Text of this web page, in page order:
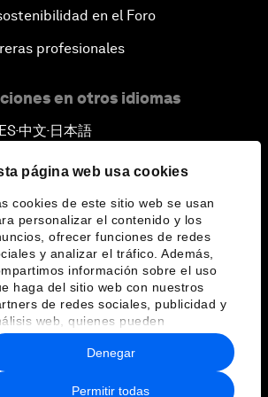
página web usa cookies
cookies de este sitio web se usan
personalizar el contenido y los
ofrecer funciones de redes
y analizar el tráfico. Además,
información sobre el uso
haga del sitio web con nuestros
de redes sociales, publicidad y
web, quienes pueden
con otra información que les
proporcionado o que hayan
a partir del uso que haya
de sus servicios.
Permitir todas
Denegar
en el Foro
profesionales
en otros idiomas
ES▪中文▪ 日本語